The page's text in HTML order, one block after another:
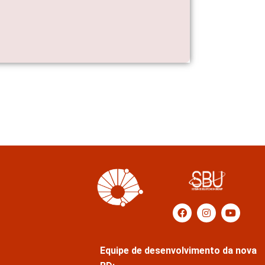
Equipe de desenvolvimento da nova